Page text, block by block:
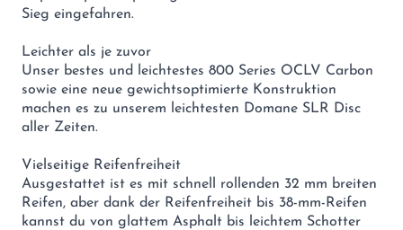
Sieg eingefahren.
Leichter als je zuvor
Unser bestes und leichtestes 800 Series OCLV Carbon
sowie eine neue gewichtsoptimierte Konstruktion
machen es zu unserem leichtesten Domane SLR Disc
aller Zeiten.
Vielseitige Reifenfreiheit
Ausgestattet ist es mit schnell rollenden 32 mm breiten
Reifen, aber dank der Reifenfreiheit bis 38-mm-Reifen
kannst du von glattem Asphalt bis leichtem Schotter